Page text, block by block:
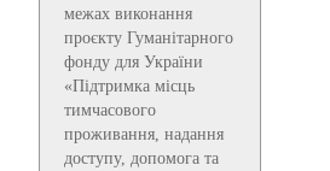
межах виконання
проєкту Гуманітарного
фонду для України
«Підтримка місць
тимчасового
проживання, надання
доступу, допомога та